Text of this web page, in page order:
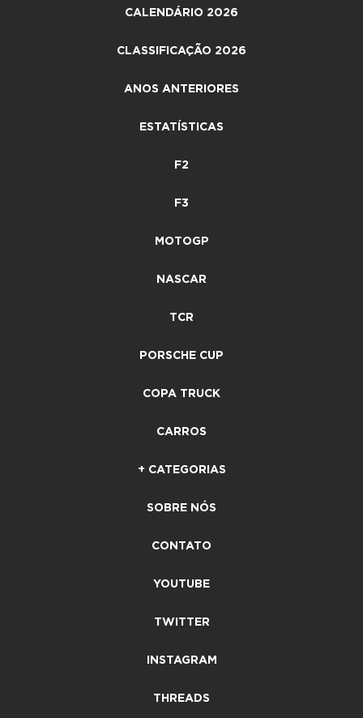
CALENDÁRIO 2026
CLASSIFICAÇÃO 2026
ANOS ANTERIORES
ESTATÍSTICAS
F2
F3
MOTOGP
NASCAR
TCR
PORSCHE CUP
COPA TRUCK
CARROS
+ CATEGORIAS
SOBRE NÓS
CONTATO
YOUTUBE
TWITTER
INSTAGRAM
THREADS